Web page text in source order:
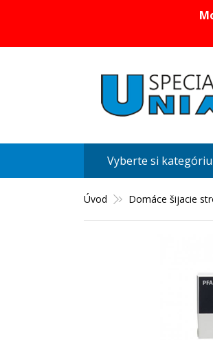
Úvod Domáce šijacie
Vyberte si kategóriu